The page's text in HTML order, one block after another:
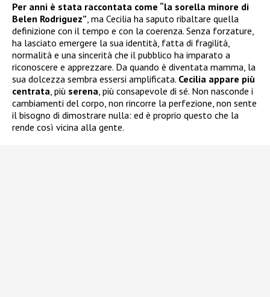
Per anni è stata raccontata come “la sorella minore di
Belen Rodriguez”, ma Cecilia ha saputo ribaltare quella
definizione con il tempo e con la coerenza. Senza forzature,
ha lasciato emergere la sua identità, fatta di fragilità,
normalità e una sincerità che il pubblico ha imparato a
riconoscere e apprezzare. Da quando è diventata mamma, la
sua dolcezza sembra essersi amplificata. Cecilia appare più
centrata, più serena, più consapevole di sé. Non nasconde i
cambiamenti del corpo, non rincorre la perfezione, non sente
il bisogno di dimostrare nulla: ed è proprio questo che la
rende così vicina alla gente.